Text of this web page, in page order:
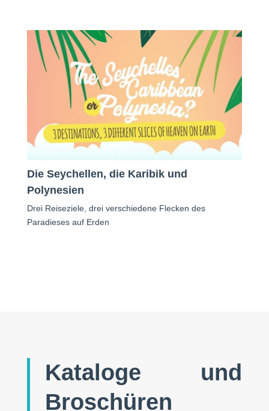
Die Seychellen, die Karibik und
Polynesien
Drei Reiseziele, drei verschiedene Flecken des
Paradieses auf Erden
Kataloge und
Broschüren